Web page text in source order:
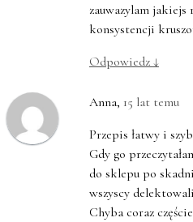
zauwazylam jakiejs
konsystencji
Odpowiedz ↓
Anna, 15 lat temu
Przepis łatwy i
Gdy go
do sklepu po
wszyscy
Chyba coraz